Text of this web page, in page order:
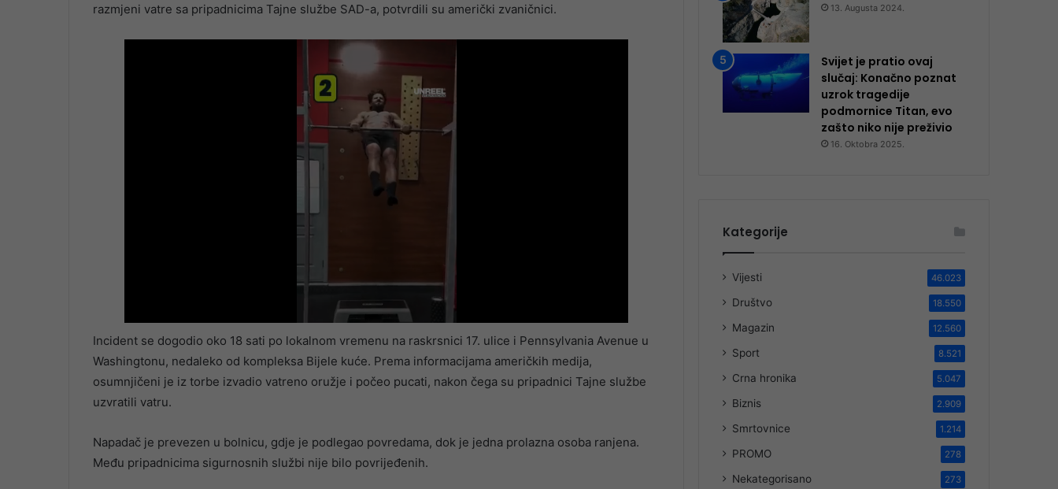
razmjeni vatre sa pripadnicima Tajne službe SAD-a, potvrdili su američki zvaničnici.
Incident se dogodio oko 18 sati po lokalnom vremenu na raskrsnici 17. ulice i Pennsylvania Avenue u
Washingtonu, nedaleko od kompleksa Bijele kuće. Prema informacijama američkih medija,
osumnjičeni je iz torbe izvadio vatreno oružje i počeo pucati, nakon čega su pripadnici Tajne službe
uzvratili vatru.
Napadač je prevezen u bolnicu, gdje je podlegao povredama, dok je jedna prolazna osoba ranjena.
Među pripadnicima sigurnosnih službi nije bilo povrijeđenih.
13. Augusta 2024.
Svijet je pratio ovaj
slučaj: Konačno poznat
uzrok tragedije
podmornice Titan, evo
zašto niko nije preživio
16. Oktobra 2025.
Kategorije
Vijesti 46.023
Društvo 18.550
Magazin 12.560
Sport 8.521
Crna hronika 5.047
Biznis 2.909
Smrtovnice 1.214
PROMO 278
Nekategorisano 273